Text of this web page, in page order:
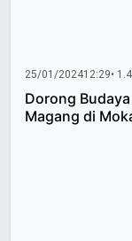
25/01/202412:29•
Dorong
Magang di